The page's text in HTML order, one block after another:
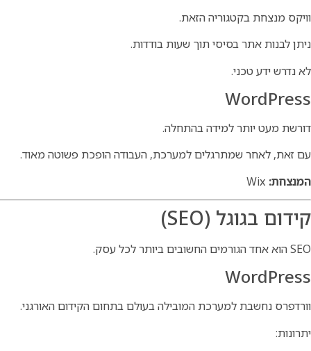
וויקס מנצחת בקטגוריה הזאת.
ניתן לבנות אתר בסיסי תוך שעות בודדות.
לא נדרש ידע טכני.
WordPress
דורשת מעט יותר למידה בהתחלה.
עם זאת, לאחר שמתרגלים למערכת, העבודה הופכת פשוטה מאוד.
המנצחת:
קידום בגוגל (SEO)
SEO הוא אחד הגורמים החשובים ביותר לכל עסק.
WordPress
וורדפרס נחשבת למערכת המובילה בעולם בתחום הקידום האורגני.
יתרונות: